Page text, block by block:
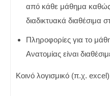
από κάθε μάθημα καθώς
διαδικτυακά διαθέσιμα
Πληροφορίες για το
Ανατομίας είναι
Κοινό λογισμικό (π.χ. excel)